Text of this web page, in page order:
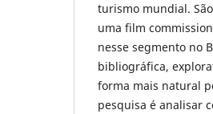
turismo mundial.
uma film
nesse segmento no
bibliográfica,
forma mais natural
pesquisa é analisar